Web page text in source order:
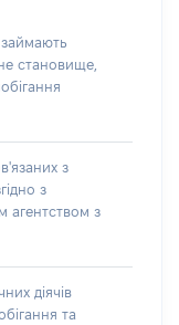
становище,
з
з
агентством з
діячів
та